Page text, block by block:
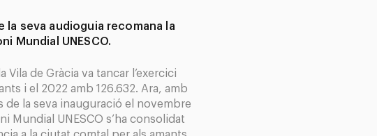
la seva audioguia recomana la
Mundial UNESCO.
de Gràcia va tancar l’exercici
i el 2022 amb 126.632. Ara, amb
de la seva inauguració el novembre
Mundial UNESCO s’ha consolidat